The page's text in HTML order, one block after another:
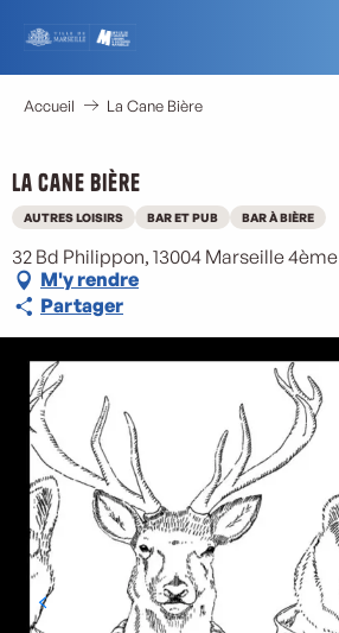
contenu
principal
Accueil La Cane Bière
La Cane Bière
AUTRES LOISIRS BAR ET PUB BAR À BIÈRE
32 Bd Philippon, 13004 Marseille 4ème
M'y rendre
Partager